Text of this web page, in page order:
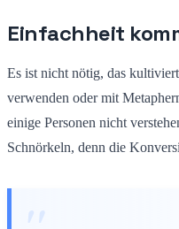
Einfachheit
Es ist nicht nötig, das
verwenden oder mit
einige Personen nicht
Schnörkeln, denn die